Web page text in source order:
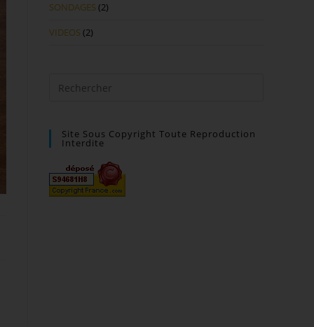
SONDAGES (2)
VIDEOS (2)
Site Sous Copyright Toute Reproduction
Interdite